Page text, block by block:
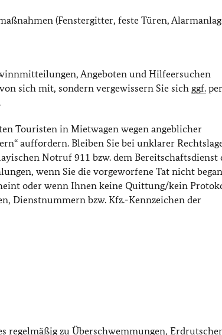
(Fenstergitter, feste Türen,
Angeboten und Hilfeersuchen
sich mit, sondern vergewissern Sie sich ggf.
Touristen in Mietwagen wegen angeblicher
auffordern. Bleiben Sie bei unklarer
Notruf 911 bzw. dem Bereitschaftsdienst
wenn Sie die vorgeworfene Tat nicht
oder wenn Ihnen keine Quittung/kein
Dienstnummern bzw. Kfz.-Kennzeichen der
regelmäßig zu Überschwemmungen,